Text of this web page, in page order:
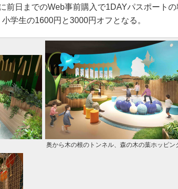
前日までのWeb事前購入で1DAYパスポートの
学生の1600円と3000円オフとなる。
奥から木の根のトンネル、森の木の葉ホッピン